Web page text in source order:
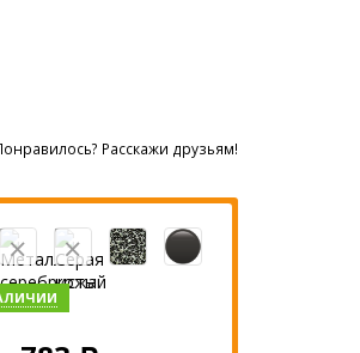
Расскажи друзьям!